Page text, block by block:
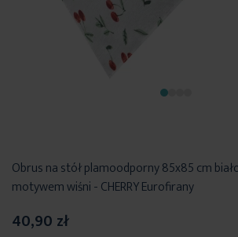
Obrus na stół plamoodporny 85x85 cm
motywem wiśni - CHERRY Eurofirany
40,90 zł